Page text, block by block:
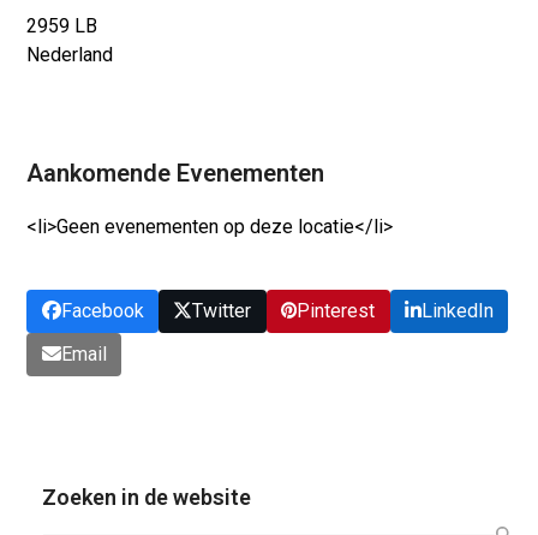
2959 LB
Nederland
Aankomende Evenementen
<li>Geen evenementen op deze locatie</li>
Facebook Twitter Pinterest
LinkedIn
Email
Zoeken in de website